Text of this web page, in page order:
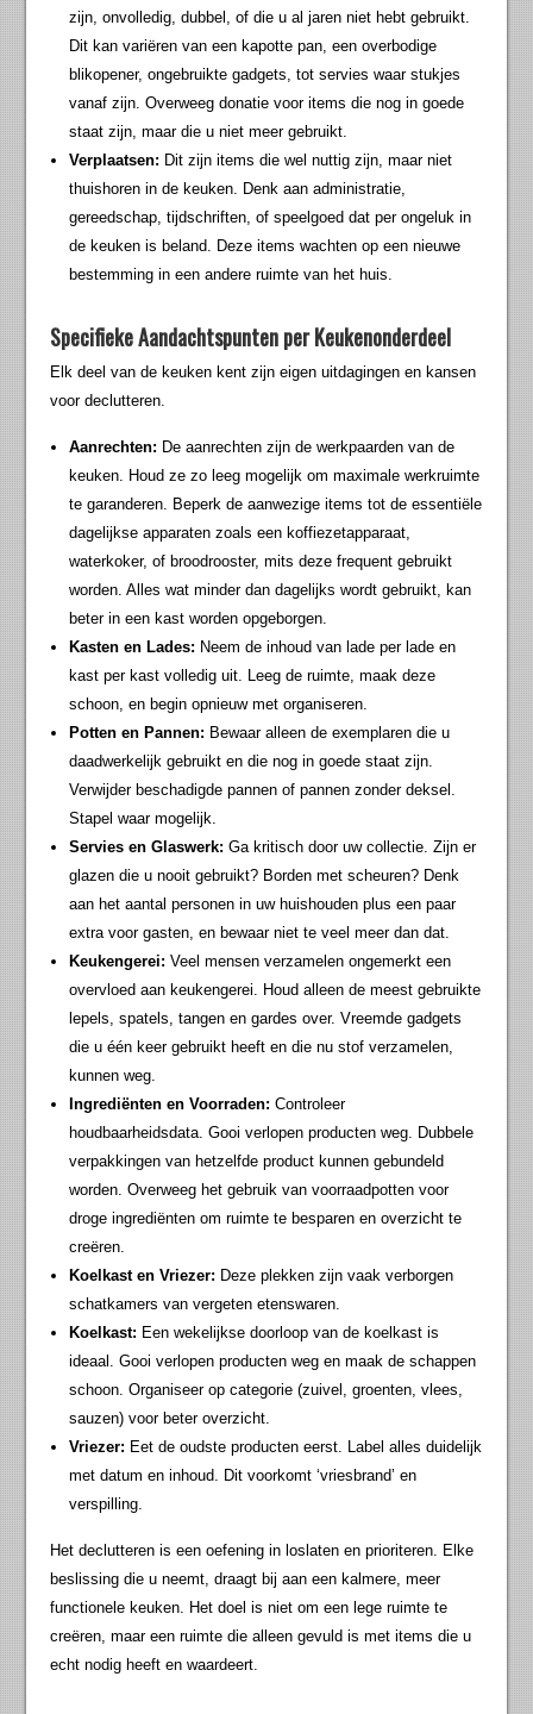
zijn, onvolledig, dubbel, of die u al jaren niet hebt gebruikt.
Dit kan variëren van een kapotte pan, een overbodige
blikopener, ongebruikte gadgets, tot servies waar stukjes
vanaf zijn. Overweeg donatie voor items die nog in goede
staat zijn, maar die u niet meer gebruikt.
Verplaatsen: Dit zijn items die wel nuttig zijn, maar niet
thuishoren in de keuken. Denk aan administratie,
gereedschap, tijdschriften, of speelgoed dat per ongeluk in
de keuken is beland. Deze items wachten op een nieuwe
bestemming in een andere ruimte van het huis.
Specifieke Aandachtspunten per Keukenonderdeel
Elk deel van de keuken kent zijn eigen uitdagingen en kansen
voor declutteren.
Aanrechten: De aanrechten zijn de werkpaarden van de
keuken. Houd ze zo leeg mogelijk om maximale werkruimte
te garanderen. Beperk de aanwezige items tot de essentiële
dagelijkse apparaten zoals een koffiezetapparaat,
waterkoker, of broodrooster, mits deze frequent gebruikt
worden. Alles wat minder dan dagelijks wordt gebruikt, kan
beter in een kast worden opgeborgen.
Kasten en Lades: Neem de inhoud van lade per lade en
kast per kast volledig uit. Leeg de ruimte, maak deze
schoon, en begin opnieuw met organiseren.
Potten en Pannen: Bewaar alleen de exemplaren die u
daadwerkelijk gebruikt en die nog in goede staat zijn.
Verwijder beschadigde pannen of pannen zonder deksel.
Stapel waar mogelijk.
Servies en Glaswerk: Ga kritisch door uw collectie. Zijn er
glazen die u nooit gebruikt? Borden met scheuren? Denk
aan het aantal personen in uw huishouden plus een paar
extra voor gasten, en bewaar niet te veel meer dan dat.
Keukengerei: Veel mensen verzamelen ongemerkt een
overvloed aan keukengerei. Houd alleen de meest gebruikte
lepels, spatels, tangen en gardes over. Vreemde gadgets
die u één keer gebruikt heeft en die nu stof verzamelen,
kunnen weg.
Ingrediënten en Voorraden: Controleer
houdbaarheidsdata. Gooi verlopen producten weg. Dubbele
verpakkingen van hetzelfde product kunnen gebundeld
worden. Overweeg het gebruik van voorraadpotten voor
droge ingrediënten om ruimte te besparen en overzicht te
creëren.
Koelkast en Vriezer: Deze plekken zijn vaak verborgen
schatkamers van vergeten etenswaren.
Koelkast: Een wekelijkse doorloop van de koelkast is
ideaal. Gooi verlopen producten weg en maak de schappen
schoon. Organiseer op categorie (zuivel, groenten, vlees,
sauzen) voor beter overzicht.
Vriezer: Eet de oudste producten eerst. Label alles duidelijk
met datum en inhoud. Dit voorkomt ‘vriesbrand’ en
verspilling.
Het declutteren is een oefening in loslaten en prioriteren. Elke
beslissing die u neemt, draagt bij aan een kalmere, meer
functionele keuken. Het doel is niet om een lege ruimte te
creëren, maar een ruimte die alleen gevuld is met items die u
echt nodig heeft en waardeert.